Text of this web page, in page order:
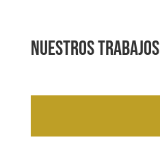
Nuestros trabajos